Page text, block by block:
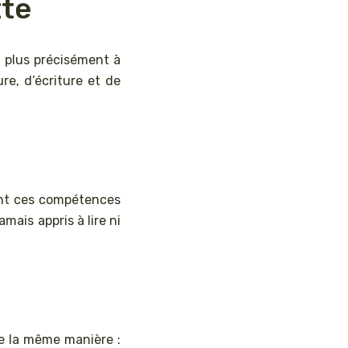
précisément à
d’écriture et de
ces compétences
appris à lire ni
la même manière :